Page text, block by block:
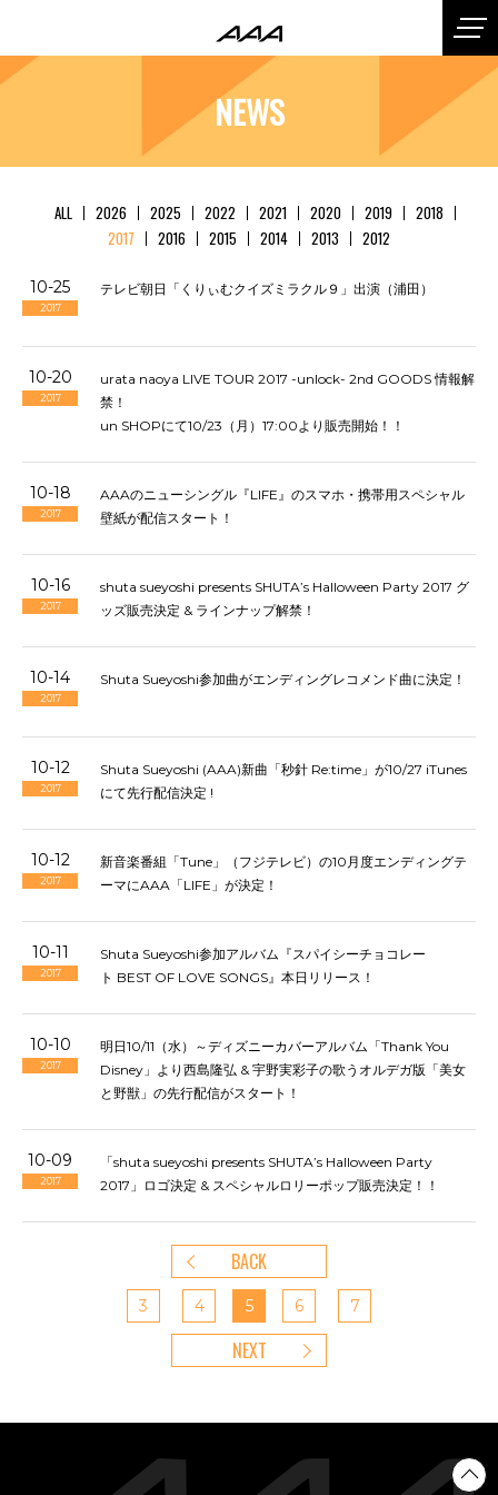
NEWS
ALL 2026 2025 2022 2021 2020 2019
2018
2017
2016 2015 2014 2013 2012
10-25
2017
テレビ朝日「くりぃむクイズミラクル９」出演（浦田）
10-20
2017
urata naoya LIVE TOUR 2017 -unlock- 2nd GOODS 情報解
禁！
un SHOPにて10/23（月）17:00より販売開始！！
10-18
2017
AAAのニューシングル『LIFE』のスマホ・携帯用スペシャル
壁紙が配信スタート！
10-16
2017
shuta sueyoshi presents SHUTA’s Halloween Party 2017 グ
ッズ販売決定 & ラインナップ解禁！
10-14
2017
Shuta Sueyoshi参加曲がエンディングレコメンド曲に決定！
10-12
2017
Shuta Sueyoshi (AAA)新曲「秒針 Re:time」が10/27 iTunes
にて先行配信決定 !
10-12
2017
新音楽番組「Tune」（フジテレビ）の10月度エンディングテ
ーマにAAA「LIFE」が決定！
10-11
2017
Shuta Sueyoshi参加アルバム『スパイシーチョコレー
ト BEST OF LOVE SONGS』本日リリース！
10-10
2017
明日10/11（水）～ディズニーカバーアルバム「Thank You
Disney」より西島隆弘 & 宇野実彩子の歌うオルデガ版「美女
と野獣」の先行配信がスタート！
10-09
2017
「shuta sueyoshi presents SHUTA’s Halloween Party
2017」ロゴ決定 & スペシャルロリーポップ販売決定！！
BACK
3 4 5 6 7
NEXT